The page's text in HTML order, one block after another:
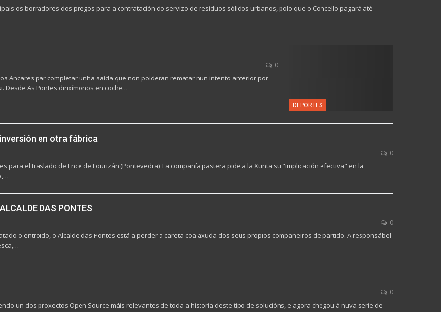
os borradores dos pregos para a contratación do servizo de residuos sólidos urbanos, polo que o Concello pagará até
DEPORTES
0
Ancares par completar unha saída que non poideran rematar nun intento anterior por
Desde As Pontes dirixímonos en coche…
en otra fábrica
0
para el traslado de Ence de Lourizán (Pontevedra). La compañía pastera pide a la Xunta su "implicación efectiva" en la
DAS PONTES
0
o entroido, o Alcalde das Pontes está a perder a careta coa axuda dos seus propios compañeiros de partido. A responsábel
0
un dos proxectos Open Source máis relevantes de toda a historia deste tipo de solucións, e agora chegou á nuva serie de